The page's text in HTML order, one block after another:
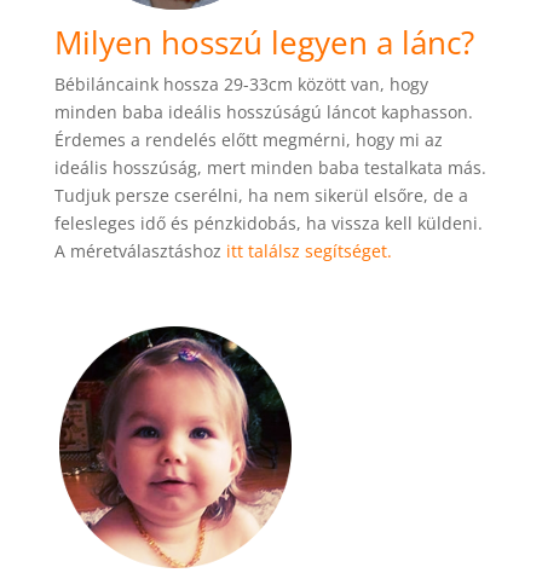
Milyen hosszú legyen a lánc?
Bébiláncaink hossza 29-33cm között van, hogy
minden baba ideális hosszúságú láncot kaphasson.
Érdemes a rendelés előtt megmérni, hogy mi az
ideális hosszúság, mert minden baba testalkata más.
Tudjuk persze cserélni, ha nem sikerül elsőre, de a
felesleges idő és pénzkidobás, ha vissza kell küldeni.
A méretválasztáshoz itt találsz segítséget.